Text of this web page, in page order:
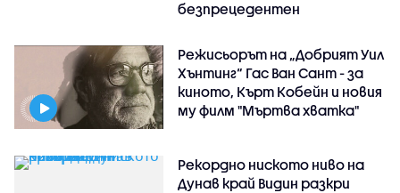
безпрецедентен
Режисьорът на „Добрият Уил
Хънтинг“ Гас Ван Сант - за
киното, Кърт Кобейн и новия
му филм "Мъртва хватка"
Рекордно ниското ниво на
Дунав край Видин разкри